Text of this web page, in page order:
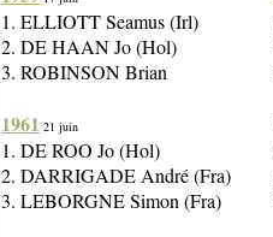
1. ELLIOTT Seamus (Irl)
2. DE HAAN Jo (Hol)
3. ROBINSON Brian
1961 21 juin
1. DE ROO Jo (Hol)
2. DARRIGADE André (Fra)
3. LEBORGNE Simon (Fra)